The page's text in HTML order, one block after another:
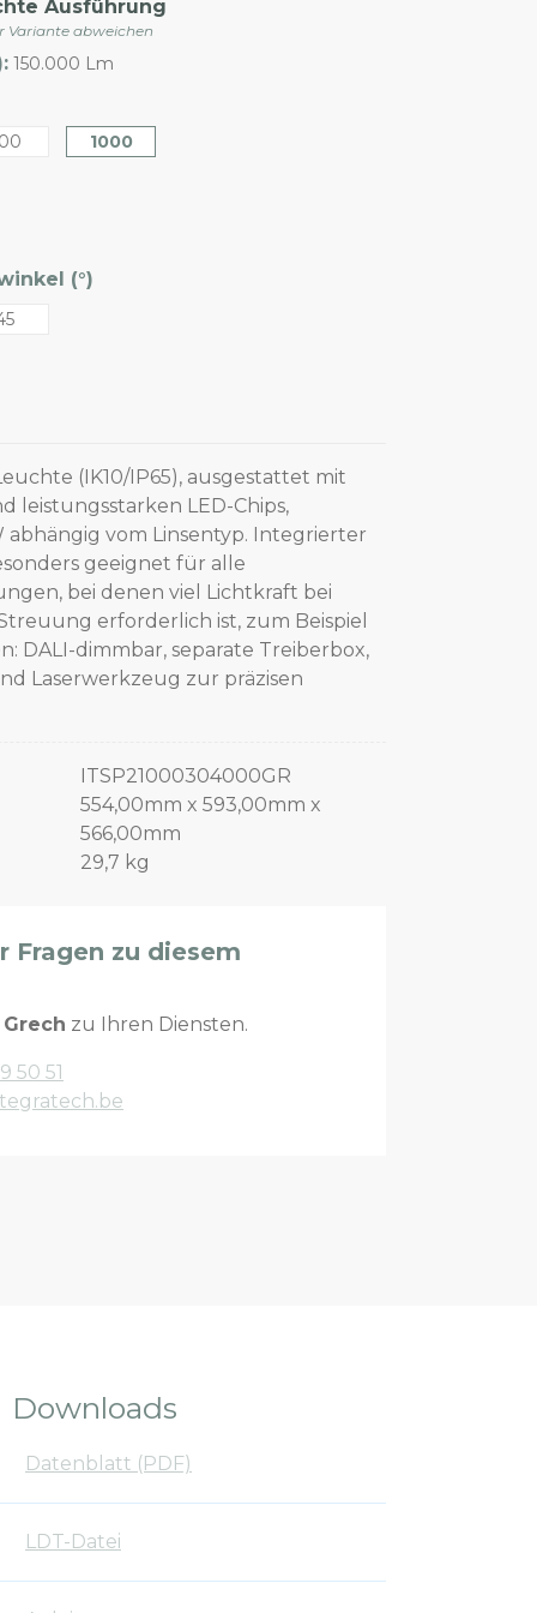
Ausführung
Variante abweichen
150.000 Lm
1000
(°)
(IK10/IP65), ausgestattet mit
leistungsstarken LED-Chips,
abhängig vom Linsentyp. Integrierter
geeignet für alle
bei denen viel Lichtkraft bei
erforderlich ist, zum Beispiel
DALI-dimmbar, separate Treiberbox,
Laserwerkzeug zur präzisen
ITSP21000304000GR
554,00mm x 593,00mm x
566,00mm
29,7 kg
Fragen zu diesem
Grech zu Ihren Diensten.
50 51
Downloads
Datenblatt (PDF)
LDT-Datei